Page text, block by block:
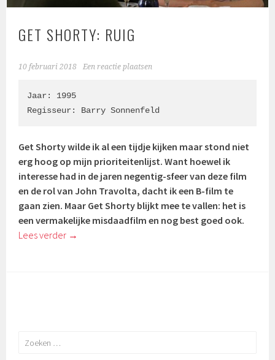
GET SHORTY: RUIG
10 februari 2018 Een reactie plaatsen
Jaar: 1995
Regisseur: Barry Sonnenfeld
Get Shorty wilde ik al een tijdje kijken maar stond niet
erg hoog op mijn prioriteitenlijst. Want hoewel ik
interesse had in de jaren negentig-sfeer van deze film
en de rol van John Travolta, dacht ik een B-film te
gaan zien. Maar Get Shorty blijkt mee te vallen: het is
een vermakelijke misdaadfilm en nog best goed ook.
Lees verder →
Zoeken